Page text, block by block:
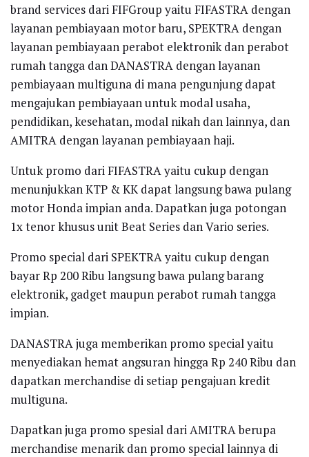
brand services dari FIFGroup yaitu FIFASTRA dengan
layanan pembiayaan motor baru, SPEKTRA dengan
layanan pembiayaan perabot elektronik dan perabot
rumah tangga dan DANASTRA dengan layanan
pembiayaan multiguna di mana pengunjung dapat
mengajukan pembiayaan untuk modal usaha,
pendidikan, kesehatan, modal nikah dan lainnya, dan
AMITRA dengan layanan pembiayaan haji.
Untuk promo dari FIFASTRA yaitu cukup dengan
menunjukkan KTP & KK dapat langsung bawa pulang
motor Honda impian anda. Dapatkan juga potongan
1x tenor khusus unit Beat Series dan Vario series.
Promo special dari SPEKTRA yaitu cukup dengan
bayar Rp 200 Ribu langsung bawa pulang barang
elektronik, gadget maupun perabot rumah tangga
impian.
DANASTRA juga memberikan promo special yaitu
menyediakan hemat angsuran hingga Rp 240 Ribu dan
dapatkan merchandise di setiap pengajuan kredit
multiguna.
Dapatkan juga promo spesial dari AMITRA berupa
merchandise menarik dan promo special lainnya di